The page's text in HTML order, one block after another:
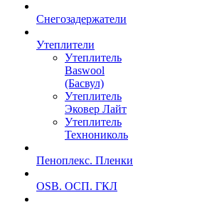
Снегозадержатели
Утеплители
Утеплитель
Baswool
(Басвул)
Утеплитель
Эковер Лайт
Утеплитель
Технониколь
Пеноплекс. Пленки
OSB. ОСП. ГКЛ